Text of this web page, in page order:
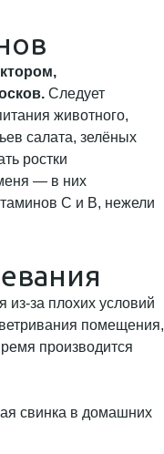
Следует
животного,
салата, зелёных
ростки
— в них
С и В, нежели
из-за плохих условий
помещения,
производится
свинка в домашних